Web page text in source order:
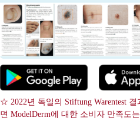
☆ 2022년 독일의 Stiftung Warentest 결
면 ModelDerm에 대한 소비자 만족도